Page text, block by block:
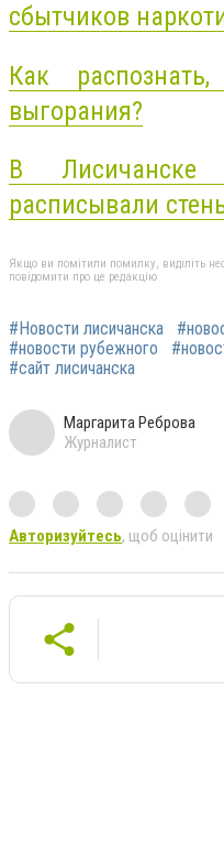
сбытчиков
Как
выгорания?
В Лисичанске
расписывали
Якщо ви помітили помилку, виділіть
повідомити про це редакцію
#Новости лисичанска
#новости рубежного
#сайт лисичанска
Маргарита Реброва
Журналист
Авторизуйтесь, щоб оцінити